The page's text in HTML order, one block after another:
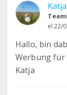
el 22/
Hallo, bin
Werbung für
Katja